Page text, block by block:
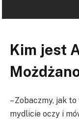
Kim jest
– Zobaczmy, jak
mydlicie oczy i